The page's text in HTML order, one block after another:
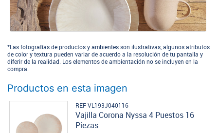
*Las fotografías de productos y ambientes son ilustrativas, algunos atributos
de color y textura pueden variar de acuerdo a la resolución de tu pantalla y
diferir de la realidad. Los elementos de ambientación no se incluyen en la
compra.
Productos en esta imagen
REF VL193J040116
Vajilla Corona Nyssa 4 Puestos 16
Piezas